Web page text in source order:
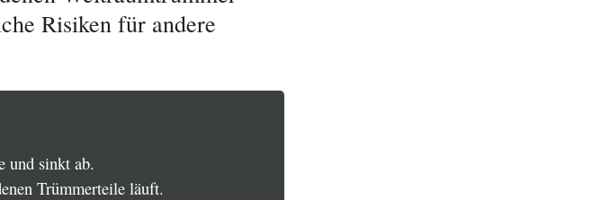
Risiken für andere
und sinkt ab.
Trümmerteile läuft.